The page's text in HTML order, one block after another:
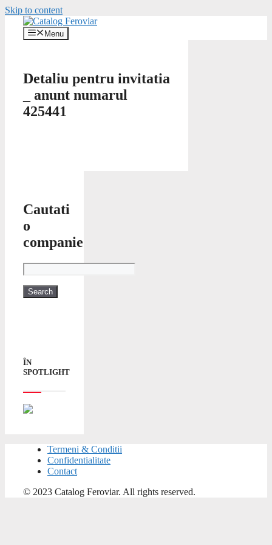
Skip to content
Menu
Detaliu pentru invitatia
_ anunt numarul
425441
Cautati
o
companie
ÎN
SPOTLIGHT
Termeni & Conditii
Confidentialitate
Contact
© 2023 Catalog Feroviar. All rights reserved.